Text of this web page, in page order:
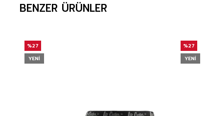
BENZER ÜRÜNLER
%27
YENI
%27
YENI